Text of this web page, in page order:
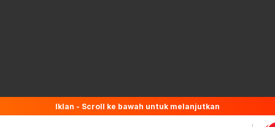
Iklan - Scroll ke bawah untuk melanjutkan